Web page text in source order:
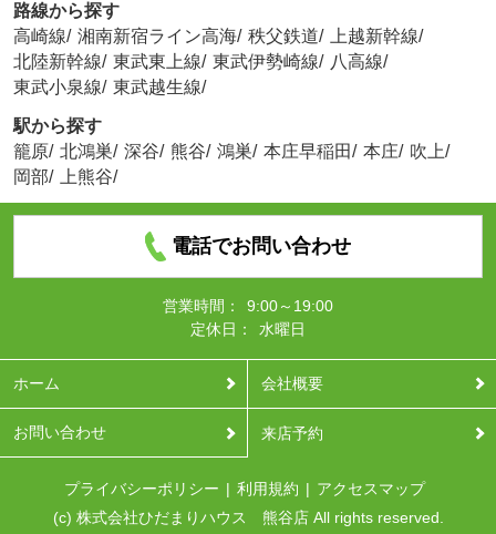
路線から探す
高崎線/ 湘南新宿ライン高海/ 秩父鉄道/ 上越新幹線/
北陸新幹線/ 東武東上線/ 東武伊勢崎線/ 八高線/
東武小泉線/ 東武越生線/
駅から探す
籠原/ 北鴻巣/ 深谷/ 熊谷/ 鴻巣/ 本庄早稲田/ 本庄/ 吹上/
岡部/ 上熊谷/
電話でお問い合わせ
営業時間：
9:00～19:00
定休日：
水曜日
ホーム 会社概要
お問い合わせ 来店予約
プライバシーポリシー 利用規約
アクセスマップ
(c) 株式会社ひだまりハウス 熊谷店 All rights reserved.